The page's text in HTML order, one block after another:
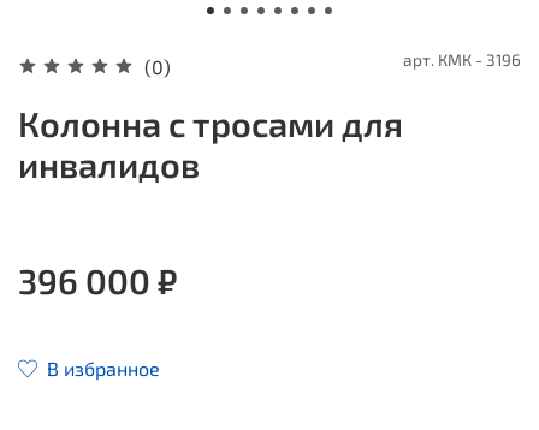
(0) арт. КМК - 3196
Колонна с тросами для
инвалидов
396 000 ₽
В избранное